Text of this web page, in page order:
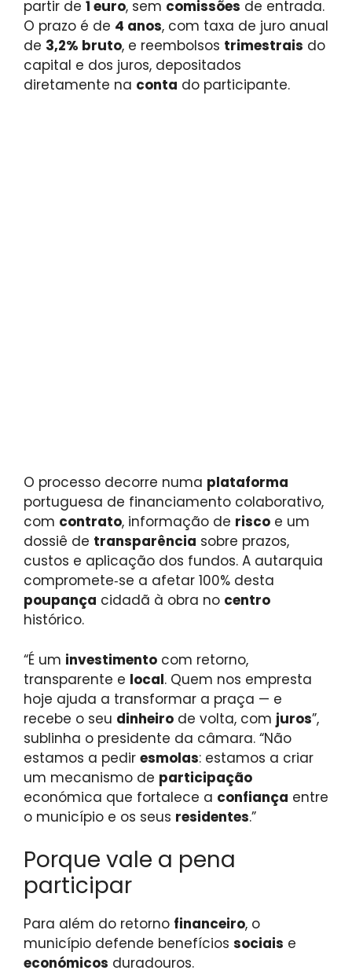
partir de 1 euro, sem comissões de entrada.
O prazo é de 4 anos, com taxa de juro anual
de 3,2% bruto, e reembolsos trimestrais do
capital e dos juros, depositados
diretamente na conta do participante.
O processo decorre numa plataforma
portuguesa de financiamento colaborativo,
com contrato, informação de risco e um
dossiê de transparência sobre prazos,
custos e aplicação dos fundos. A autarquia
compromete‑se a afetar 100% desta
poupança cidadã à obra no centro
histórico.
“É um investimento com retorno,
transparente e local. Quem nos empresta
hoje ajuda a transformar a praça — e
recebe o seu dinheiro de volta, com juros”,
sublinha o presidente da câmara. “Não
estamos a pedir esmolas: estamos a criar
um mecanismo de participação
económica que fortalece a confiança entre
o município e os seus residentes.”
Porque vale a pena
participar
Para além do retorno financeiro, o
município defende benefícios sociais e
económicos duradouros.